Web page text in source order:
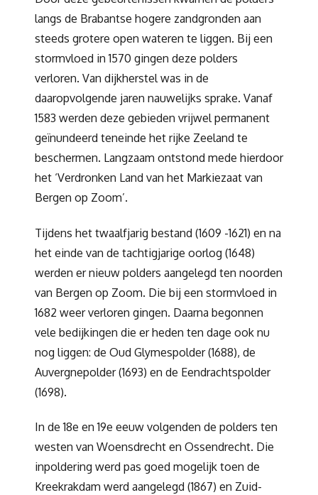
langs de Brabantse hogere zandgronden aan
steeds grotere open wateren te liggen. Bij een
stormvloed in 1570 gingen deze polders
verloren. Van dijkherstel was in de
daaropvolgende jaren nauwelijks sprake. Vanaf
1583 werden deze gebieden vrijwel permanent
geïnundeerd teneinde het rijke Zeeland te
beschermen. Langzaam ontstond mede hierdoor
het ‘Verdronken Land van het Markiezaat van
Bergen op Zoom’.
Tijdens het twaalfjarig bestand (1609 -1621) en na
het einde van de tachtigjarige oorlog (1648)
werden er nieuw polders aangelegd ten noorden
van Bergen op Zoom. Die bij een stormvloed in
1682 weer verloren gingen. Daarna begonnen
vele bedijkingen die er heden ten dage ook nu
nog liggen: de Oud Glymespolder (1688), de
Auvergnepolder (1693) en de Eendrachtspolder
(1698).
In de 18e en 19e eeuw volgenden de polders ten
westen van Woensdrecht en Ossendrecht. Die
inpoldering werd pas goed mogelijk toen de
Kreekrakdam werd aangelegd (1867) en Zuid-